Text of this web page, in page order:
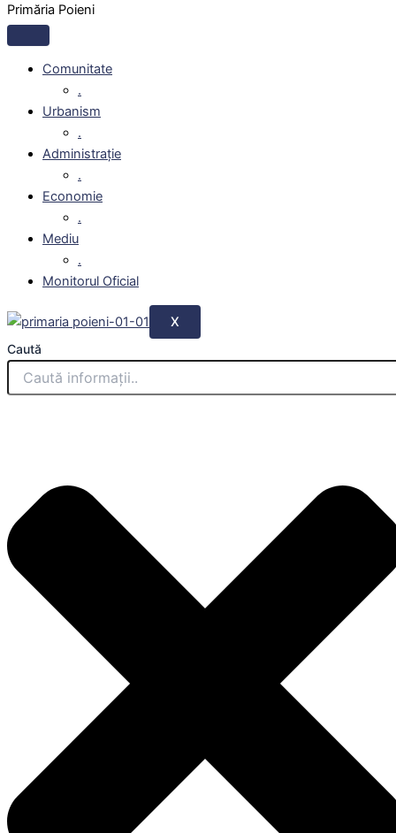
Primăria Poieni
Comunitate
.
Urbanism
.
Administrație
.
Economie
.
Mediu
.
Monitorul Oficial
X
Caută